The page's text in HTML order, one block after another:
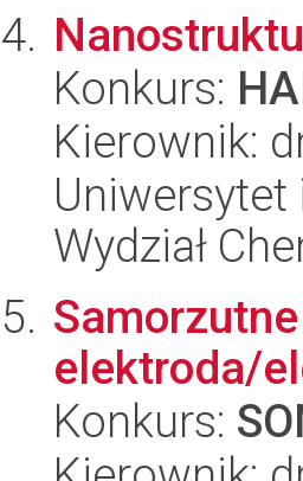
Konkurs:
Kierownik:
Wydział
elektroda/
Konkurs: